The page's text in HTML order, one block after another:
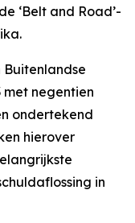
‘Belt and Road’-
Buitenlandse
met negentien
ondertekend
hierover
in